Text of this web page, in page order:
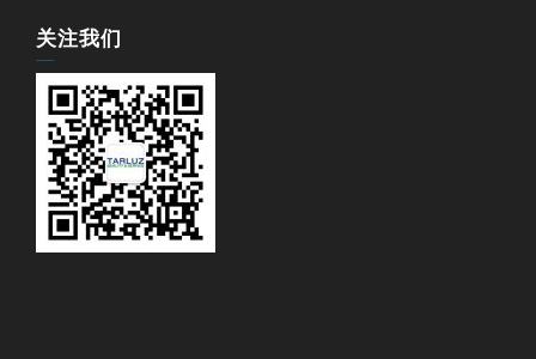
关注我们